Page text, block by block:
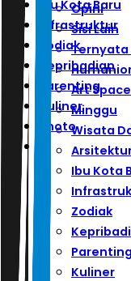
Ibu Kota Baru
Infrastruktur
Zodiak
Kepribadian
Parenting
Kuliner
Photo
Opini
Sisi Lain
Ternyata
Art Space
Minggu
Wisata
Ibu Kota
Zodiak
Parenting
Kuliner